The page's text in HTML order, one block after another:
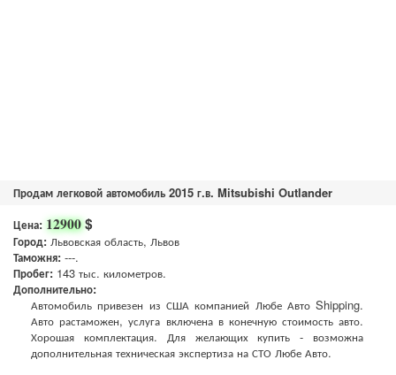
Продам легковой автомобиль 2015 г.в. Mitsubishi Outlander
Цена: 12900$
Город: Львовская область, Львов
Таможня: ---.
Пробег: 143 тыс. километров.
Дополнительно:
Автомобиль привезен из США компанией Любе Авто Shipping.
Авто растаможен, услуга включена в конечную стоимость авто.
Хорошая комплектация. Для желающих купить - возможна
дополнительная техническая экспертиза на СТО Любе Авто.